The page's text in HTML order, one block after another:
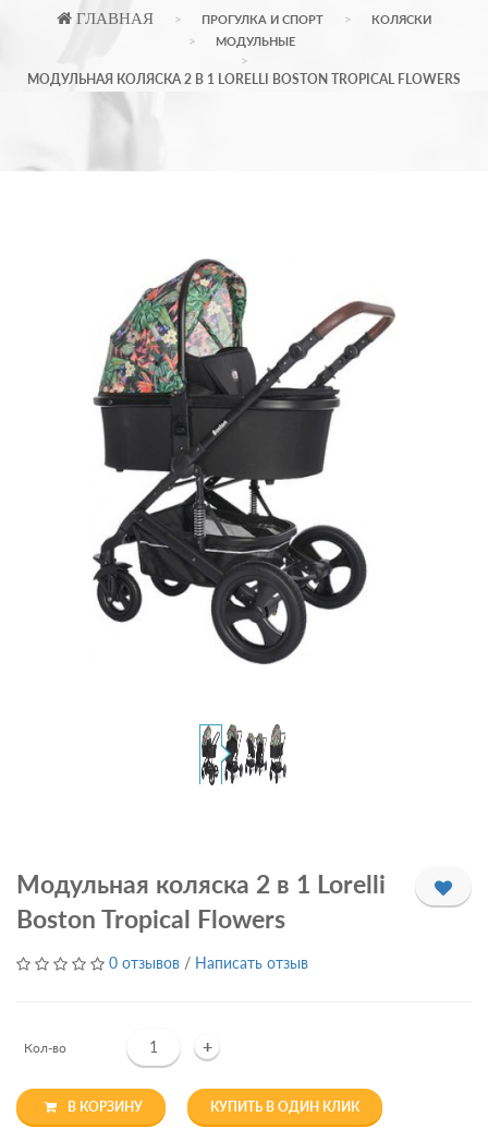
ГЛАВНАЯ ПРОГУЛКА И СПОРТ
КОЛЯСКИ
МОДУЛЬНЫЕ
МОДУЛЬНАЯ КОЛЯСКА 2 В 1 LORELLI BOSTON TROPICAL FLOWERS
Модульная коляска 2 в 1 Lorelli
Boston Tropical Flowers
0 отзывов / Написать отзыв
Кол-во +
В КОРЗИНУ КУПИТЬ В ОДИН КЛИК